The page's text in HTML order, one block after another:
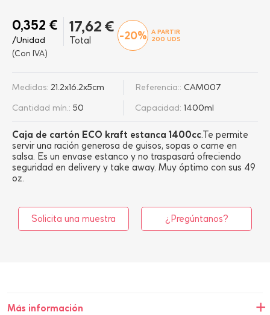
0,352 €
/Unidad
(Con IVA)
17,62 €
Total -20% A PARTIR
200 UDS
Caja de cartón ECO kraft estanca 1400cc.Te permite
servir una ración generosa de guisos, sopas o carne en
salsa. Es un envase estanco y no traspasará ofreciendo
seguridad en delivery y take away. Muy óptimo con sus 49
oz.
Medidas: 21.2x16.2x5cm Referencia:: CAM007
Cantidad mín.: 50 Capacidad: 1400ml
Solicita una muestra ¿Pregúntanos?
Más información